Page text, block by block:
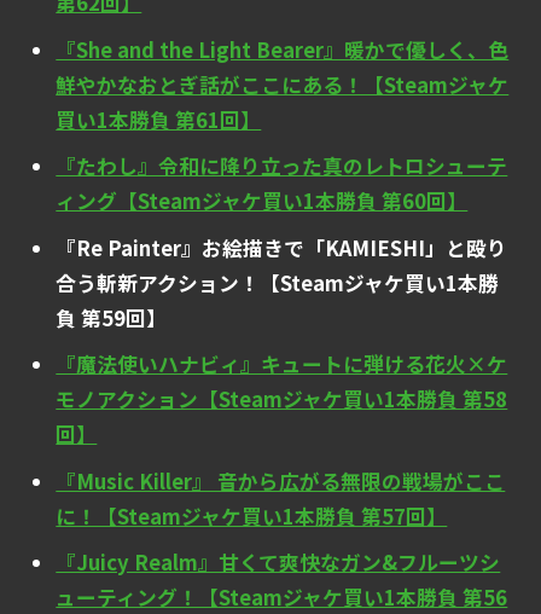
『She and the Light Bearer』暖かで優しく、色
鮮やかなおとぎ話がここにある！【Steamジャケ
買い1本勝負 第61回】
『たわし』令和に降り立った真のレトロシューテ
ィング【Steamジャケ買い1本勝負 第60回】
『Re Painter』お絵描きで「KAMIESHI」と殴り
合う斬新アクション！【Steamジャケ買い1本勝
負 第59回】
『魔法使いハナビィ』キュートに弾ける花火×ケ
モノアクション【Steamジャケ買い1本勝負 第58
回】
『Music Killer』 音から広がる無限の戦場がここ
に！【Steamジャケ買い1本勝負 第57回】
『Juicy Realm』甘くて爽快なガン&フルーツシ
ューティング！【Steamジャケ買い1本勝負 第56